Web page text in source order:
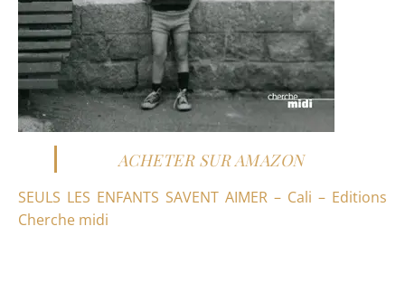
ACHETER SUR AMAZON
SEULS LES ENFANTS SAVENT AIMER – Cali – Editions
Cherche midi